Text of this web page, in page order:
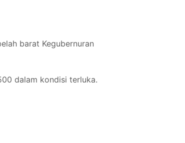
barat Kegubernuran
dalam kondisi terluka.